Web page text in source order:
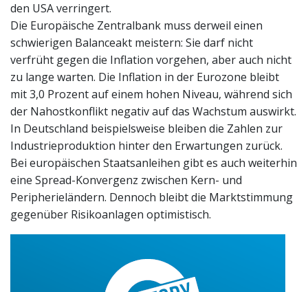
den USA verringert.
Die Europäische Zentralbank muss derweil einen
schwierigen Balanceakt meistern: Sie darf nicht
verfrüht gegen die Inflation vorgehen, aber auch nicht
zu lange warten. Die Inflation in der Eurozone bleibt
mit 3,0 Prozent auf einem hohen Niveau, während sich
der Nahostkonflikt negativ auf das Wachstum auswirkt.
In Deutschland beispielsweise bleiben die Zahlen zur
Industrieproduktion hinter den Erwartungen zurück.
Bei europäischen Staatsanleihen gibt es auch weiterhin
eine Spread-Konvergenz zwischen Kern- und
Peripherieländern. Dennoch bleibt die Marktstimmung
gegenüber Risikoanlagen optimistisch.